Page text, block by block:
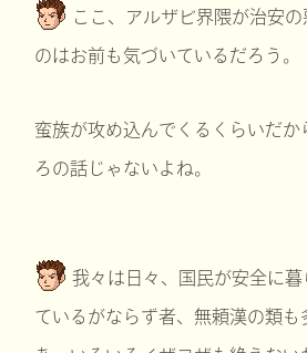
ここ、アルザビ界隈が治安の
のはお前も気づいているだろう。
蛮族が攻め込んでくるくらいだか
ろの話じゃないよね。
我々は日々、国民が安全に
ているがならず者、無頼漢の類も